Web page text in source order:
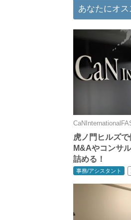
あなたにオ
虎ノ門ヒルズで
M&Aやコンサ
詰める！
事務/アシスタント